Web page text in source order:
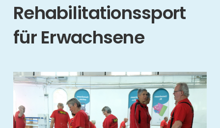
Rehabilitationssport
für Erwachsene